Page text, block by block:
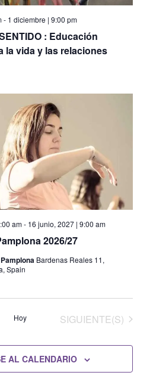
: Educación
la vida y las relaciones
- 1 diciembre | 9:00 pm
2026/27
am- 16 junio, 2027 | 9:00 am
Bardenas Reales 11,
Spain
Hoy EVENTOS
SIGUIENTE(S)
AL CALENDARIO